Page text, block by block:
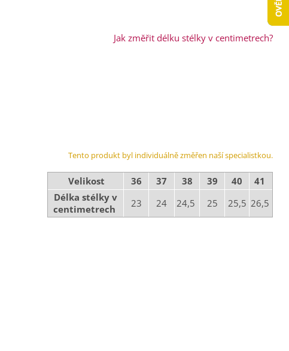
Jak změřit délku stélky v centimetrech?
Tento produkt byl individuálně změřen naší specialistkou.
Velikost 36 37 38 39 40
41
Délka stélky v
centimetrech
23 24 24,5 25 25,5 26,5